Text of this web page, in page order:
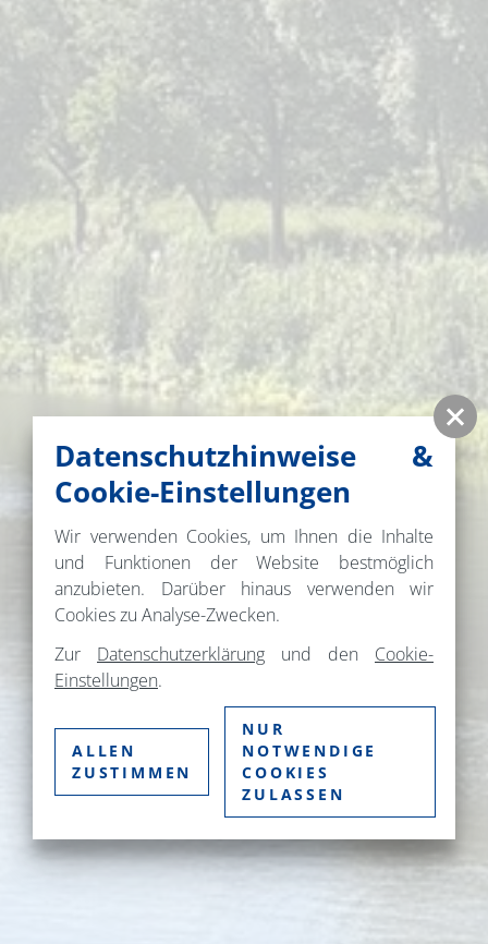
Datenschutzhinweise &
Cookie-Einstellungen
Wir verwenden Cookies, um Ihnen die Inhalte
und Funktionen der Website bestmöglich
anzubieten. Darüber hinaus verwenden wir
Cookies zu Analyse-Zwecken.
Zur Datenschutzerklärung und den Cookie-
Einstellungen.
ALLEN
ZUSTIMMEN
NUR
NOTWENDIGE
COOKIES
ZULASSEN